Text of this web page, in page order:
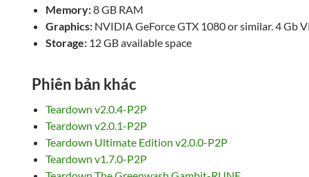
Memory:8 GB RAM
Graphics: NVIDIA GeForce GTX 1080 or similar. 4 Gb
Storage: 12 GB available space
Phiên bản khác
Teardown v2.0.4-P2P
Teardown v2.0.1-P2P
Teardown Ultimate Edition v2.0.0-P2P
Teardown v1.7.0-P2P